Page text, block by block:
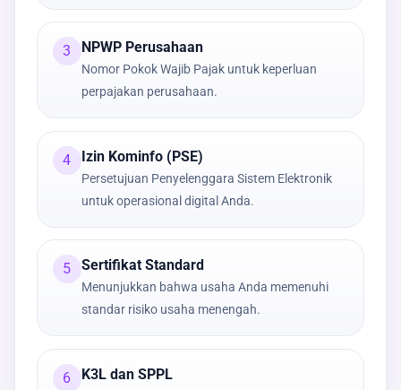
3 NPWP Perusahaan
Nomor Pokok Wajib Pajak untuk keperluan
perpajakan perusahaan.
4 Izin Kominfo (PSE)
Persetujuan Penyelenggara Sistem Elektronik
untuk operasional digital Anda.
5 Sertifikat Standard
Menunjukkan bahwa usaha Anda memenuhi
standar risiko usaha menengah.
6 K3L dan SPPL